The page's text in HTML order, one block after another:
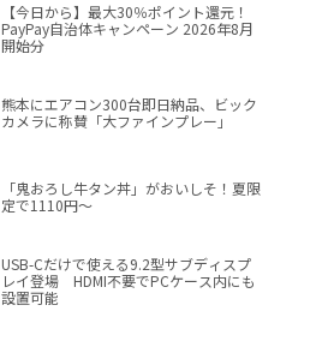
【今日から】最大30％ポイント還元！
PayPay自治体キャンペーン 2026年8月
開始分
熊本にエアコン300台即日納品、ビック
カメラに称賛「大ファインプレー」
「鬼おろし牛タン丼」がおいしそ！夏限
定で1110円～
USB-Cだけで使える9.2型サブディスプ
レイ登場 HDMI不要でPCケース内にも
設置可能